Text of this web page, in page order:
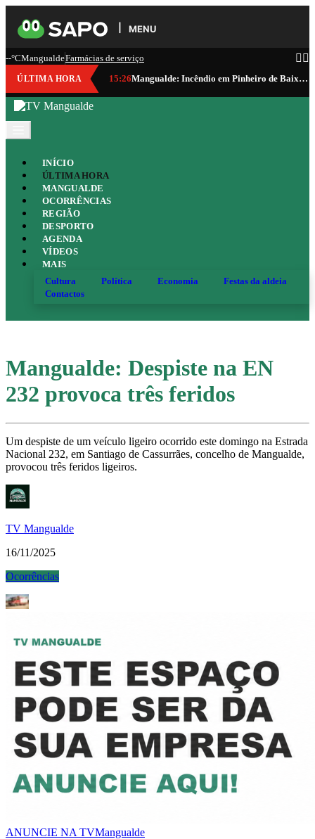
MENU
--°CMangualdeFarmácias de serviço
ÚLTIMA HORA 15:26 Mangualde: Incêndio em Pinheiro de Baixo mobiliza 60 operacionais e três meios aéreos
INÍCIO
ÚLTIMA HORA
MANGUALDE
OCORRÊNCIAS
REGIÃO
DESPORTO
AGENDA
VÍDEOS
MAIS
Cultura
Política Economia
Festas da aldeia
Contactos
Mangualde: Despiste na EN
232 provoca três feridos
Um despiste de um veículo ligeiro ocorrido este domingo na Estrada
Nacional 232, em Santiago de Cassurrães, concelho de Mangualde,
provocou três feridos ligeiros.
TV Mangualde
16/11/2025
Ocorrências
ANUNCIE NA TVMangualde